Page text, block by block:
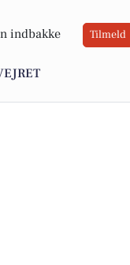
indbakke Tilmeld